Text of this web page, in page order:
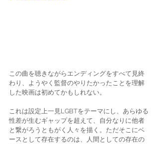
この曲を聴きながらエンディングをすべて見終
わり、ようやく監督のやりたかったことを理解
した映画は初めてかもしれない。
これは設定上一見LGBTをテーマにし、あらゆる
性差が生むギャップを超えて、自分なりに他者
と繋がろうともがく人々を描く。ただそこにベ
ースとして存在するのは、人間としての存在の